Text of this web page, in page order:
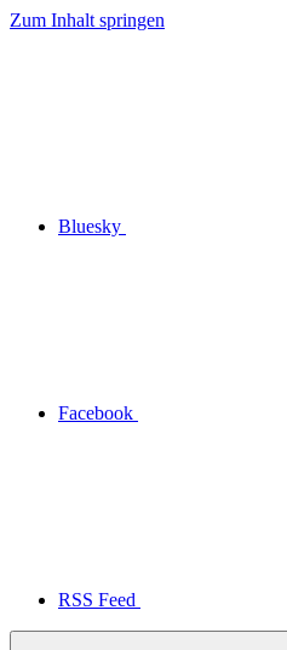
Zum Inhalt springen
Bluesky
Facebook
RSS Feed